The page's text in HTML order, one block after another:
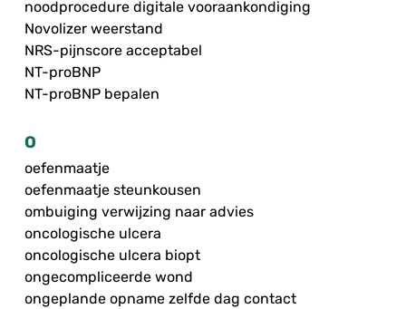
noodprocedure digitale vooraankondiging
Novolizer weerstand
NRS-pijnscore acceptabel
NT-proBNP
NT-proBNP bepalen
O
oefenmaatje
oefenmaatje steunkousen
ombuiging verwijzing naar advies
oncologische ulcera
oncologische ulcera biopt
ongecompliceerde wond
ongeplande opname zelfde dag contact